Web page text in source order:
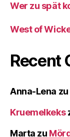
Wer zu spät
West of
Recent
Anna-Lena zu
Kruemelkeks
Marta zu